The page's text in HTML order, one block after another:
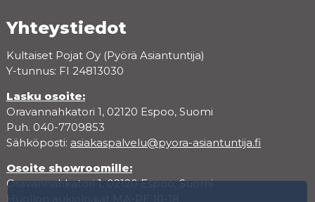
Yhteystiedot
Kultaiset Pojat Oy (Pyörä Asiantuntija)
Y-tunnus: FI 24813030
Lasku osoite:
Oravannahkatori 1, 02120 Espoo, Suomi
Puh. 040-7709853
Sähköposti: asiakaspalvelu@pyora-asiantuntija.fi
Osoite showroomille:
Oravannahkatori 1, 02120 Espoo, Suomi